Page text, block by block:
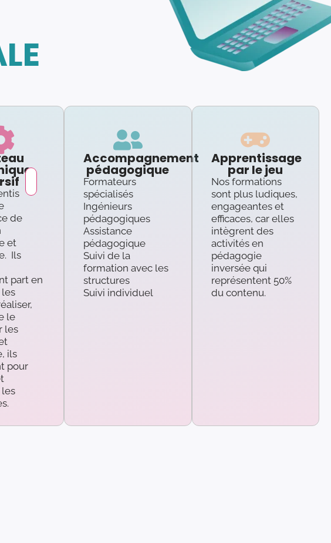
de
et
Ils
part en
le
les
ils
pour
les
Accompagnement
pédagogique
Formateurs
spécialisés
Ingénieurs
pédagogiques
Assistance
pédagogique
Suivi de la
formation avec les
structures
Suivi individuel
Apprentissage
par le jeu
Nos formations
sont plus ludiques,
engageantes et
efficaces, car elles
intègrent des
activités en
pédagogie
inversée qui
représentent 50%
du contenu.